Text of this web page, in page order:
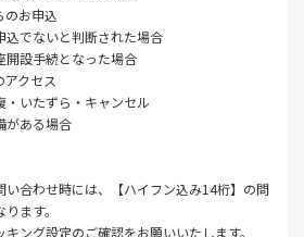
お申込
でないと判断された場合
設手続となった場合
クセス
いたずら・キャンセル
がある場合
合わせ時には、【ハイフン込み14桁】の問
ます。
ング設定のご確認をお願いいたします。